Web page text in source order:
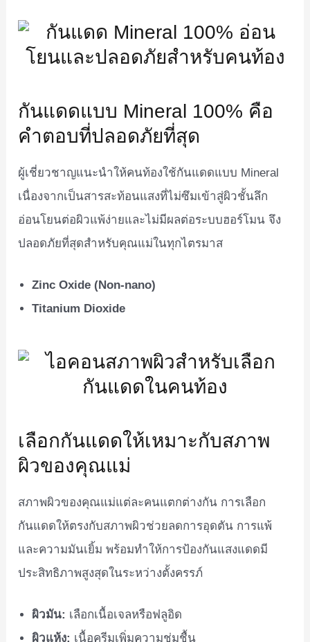
กันแดดแบบ Mineral 100% คือ
คำตอบที่ปลอดภัยที่สุด
ผู้เชี่ยวชาญแนะนำให้คนท้องใช้กันแดดแบบ Mineral
เนื่องจากเป็นสารสะท้อนแสงที่ไม่ซึมเข้าสู่ผิวชั้นลึก
อ่อนโยนต่อผิวแพ้ง่ายและไม่มีผลต่อระบบฮอร์โมน จึง
ปลอดภัยที่สุดสำหรับคุณแม่ในทุกไตรมาส
Zinc Oxide (Non-nano)
Titanium Dioxide
เลือกกันแดดให้เหมาะกับสภาพ
ผิวของคุณแม่
สภาพผิวของคุณแม่แต่ละคนแตกต่างกัน การเลือก
กันแดดให้ตรงกับสภาพผิวช่วยลดการอุดตัน การแพ้
และความมันเยิ้ม พร้อมทำให้การป้องกันแสงแดดมี
ประสิทธิภาพสูงสุดในระหว่างตั้งครรภ์
ผิวมัน: เลือกเนื้อเจลหรือฟลูอิด
ผิวแห้ง: เนื้อครีมเพิ่มความชุ่มชื้น